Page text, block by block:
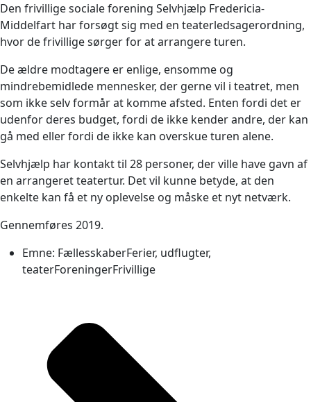
Den frivillige sociale forening Selvhjælp Fredericia-
Middelfart har forsøgt sig med en teaterledsagerordning,
hvor de frivillige sørger for at arrangere turen.
De ældre modtagere er enlige, ensomme og
mindrebemidlede mennesker, der gerne vil i teatret, men
som ikke selv formår at komme afsted. Enten fordi det er
udenfor deres budget, fordi de ikke kender andre, der kan
gå med eller fordi de ikke kan overskue turen alene.
Selvhjælp har kontakt til 28 personer, der ville have gavn af
en arrangeret teatertur. Det vil kunne betyde, at den
enkelte kan få et ny oplevelse og måske et nyt netværk.
Gennemføres 2019.
Emne: FællesskaberFerier, udflugter,
teaterForeningerFrivillige